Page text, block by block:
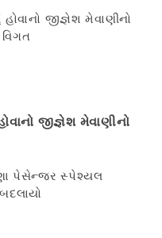
જીજ્ઞેશ મેવાણીનો